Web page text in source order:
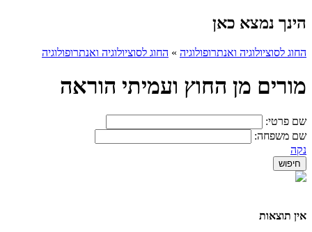
הינך נמצא כאן
החוג לסוציולוגיה ואנתרופולוגיה » החוג לסוציולוגיה ואנתרופולוגיה
מורים מן החוץ ועמיתי הוראה
שם פרטי:
שם משפחה:
נקה
אין תוצאות